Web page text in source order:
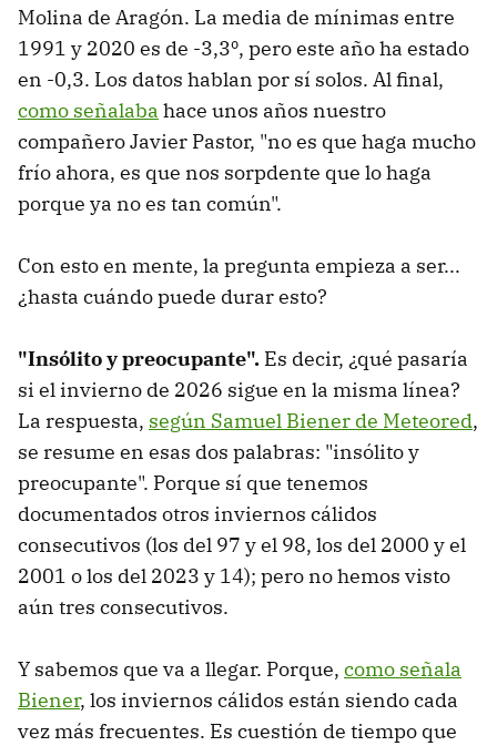
Molina de Aragón. La media de mínimas entre
1991 y 2020 es de -3,3º, pero este año ha estado
en -0,3. Los datos hablan por sí solos. Al final,
como señalaba hace unos años nuestro
compañero Javier Pastor, "no es que haga mucho
frío ahora, es que nos sorpdente que lo haga
porque ya no es tan común".
Con esto en mente, la pregunta empieza a ser...
¿hasta cuándo puede durar esto?
"Insólito y preocupante". Es decir, ¿qué pasaría
si el invierno de 2026 sigue en la misma línea?
La respuesta, según Samuel Biener de Meteored,
se resume en esas dos palabras: "insólito y
preocupante". Porque sí que tenemos
documentados otros inviernos cálidos
consecutivos (los del 97 y el 98, los del 2000 y el
2001 o los del 2023 y 14); pero no hemos visto
aún tres consecutivos.
Y sabemos que va a llegar. Porque, como señala
Biener, los inviernos cálidos están siendo cada
vez más frecuentes. Es cuestión de tiempo que